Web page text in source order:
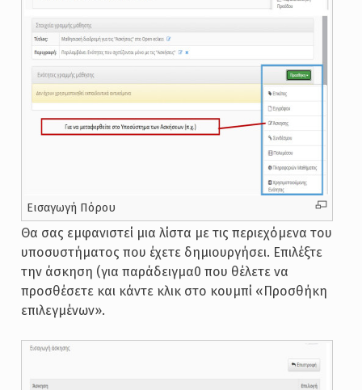
Εισαγωγή Πόρου
Θα σας εμφανιστεί μια λίστα με τις περιεχόμενα του
υποσυστήματος που έχετε δημιουργήσει. Επιλέξτε
την άσκηση (για παράδειγμα0 που θέλετε να
προσθέσετε και κάντε κλικ στο κουμπί «Προσθήκη
επιλεγμένων».